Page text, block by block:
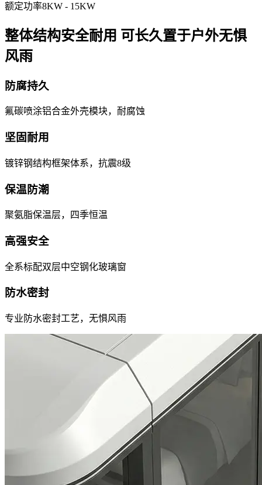
额定功率8KW - 15KW
整体结构安全耐用 可长久置于户外无惧
风雨
防腐持久
氟碳喷涂铝合金外壳模块，耐腐蚀
坚固耐用
镀锌钢结构框架体系，抗震8级
保温防潮
聚氨脂保温层，四季恒温
高强安全
全系标配双层中空钢化玻璃窗
防水密封
专业防水密封工艺，无惧风雨